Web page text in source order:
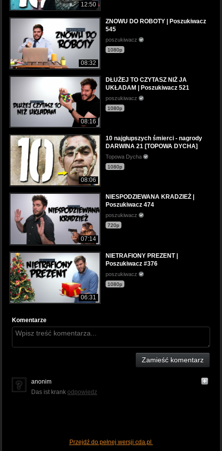
12:50
08:32
ZNOWU DO ROBOTY | Poszukiwacz
545
poszukiwacz
1080p
08:16
DŁUŻEJ TO CZYTASZ NIŻ JA
UKŁADAM | Poszukiwacz 521
poszukiwacz
1080p
08:06
10 najgłupszych śmierci - nagrody
DARWINA 21 [TOPOWA DYCHA]
Topowa Dycha
1080p
07:14
NIESPODZIEWANA KRADZIEŻ |
Poszukiwacz 474
poszukiwacz
720p
06:31
NIETRAFIONY PREZENT |
Poszukiwacz #376
poszukiwacz
1080p
Komentarze
Zamieść komentarz
anonim
Das ist krank odpowiedz
Przejdź do pełnej wersji cda.pl